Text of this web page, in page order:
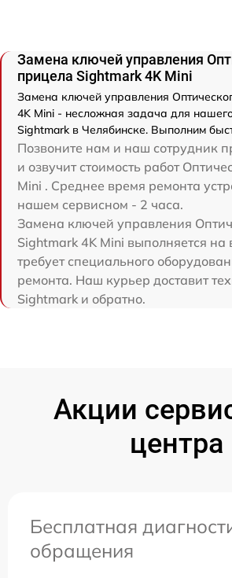
Замена ключей управления
прицела Sightmark 4K Mini
Замена ключей управления
4K Mini - несложная задача для
Sightmark в Челябинске. Выполним
Позвоните нам и наш сотрудник
и озвучит стоимость работ
Mini . Среднее время ремонта
нашем сервисном - 2 часа.
Замена ключей управления
Sightmark 4K Mini выполняется на
требует специального
ремонта. Наш курьер доставит
Sightmark и обратно.
Акции
центра
Бесплатная
обращения